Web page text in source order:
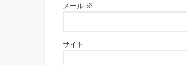
メール ※
サイト